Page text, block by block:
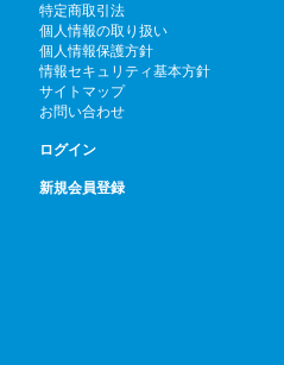
特定商取引法
個人情報の取り扱い
個人情報保護方針
情報セキュリティ基本方針
サイトマップ
お問い合わせ
ログイン
新規会員登録